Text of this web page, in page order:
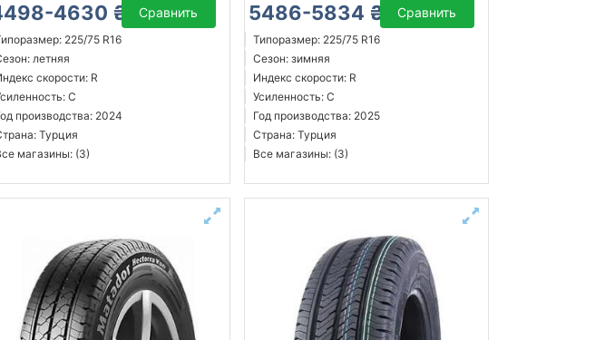
4630 ₴ Сравнить
225/75 R16
летняя
скорости: R
C
производства: 2024
Турция
магазины: (3)
5486-5834 ₴ Сравнить
Типоразмер: 225/75 R16
Сезон: зимняя
Индекс скорости: R
Усиленность: C
Год производства: 2025
Страна: Турция
Все магазины: (3)